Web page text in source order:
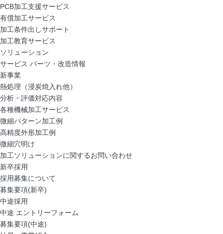
PCB加工支援サービス
有償加工サービス
加工条件出しサポート
加工教育サービス
ソリューション
サービス パーツ・改造情報
新事業
熱処理（浸炭焼入れ他）
分析・評価対応内容
各種機械加工サービス
微細パターン加工例
高精度外形加工例
微細穴明け
加工ソリューションに関するお問い合わせ
新卒採用
採用募集について
募集要項(新卒)
中途採用
中途 エントリーフォーム
募集要項(中途)